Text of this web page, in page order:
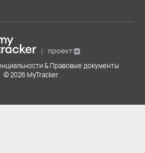
& Правовые документы
© 2026 MyTracker